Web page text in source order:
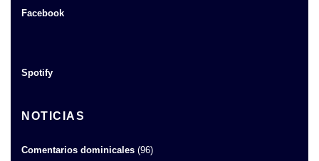
Facebook
Spotify
NOTICIAS
Comentarios dominicales (96)